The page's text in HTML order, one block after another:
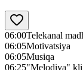
06:00Telekanal
06:05Motivatsiya
06:05Musiqa
06:25"Melodiya"